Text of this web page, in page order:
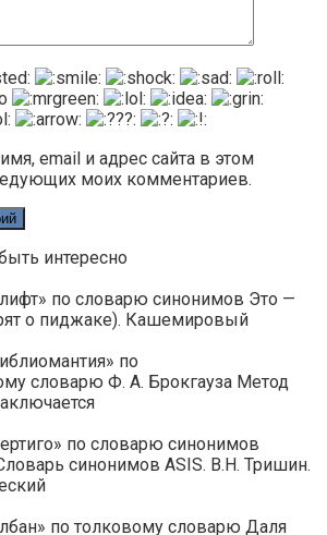
email и адрес сайта в этом
моих комментариев.
интересно
по словарю синонимов Это —
о пиджаке). Кашемировый
по
словарю Ф. А. Брокгауза Метод
по словарю синонимов
синонимов ASIS. В.Н. Тришин.
по толковому словарю Даля